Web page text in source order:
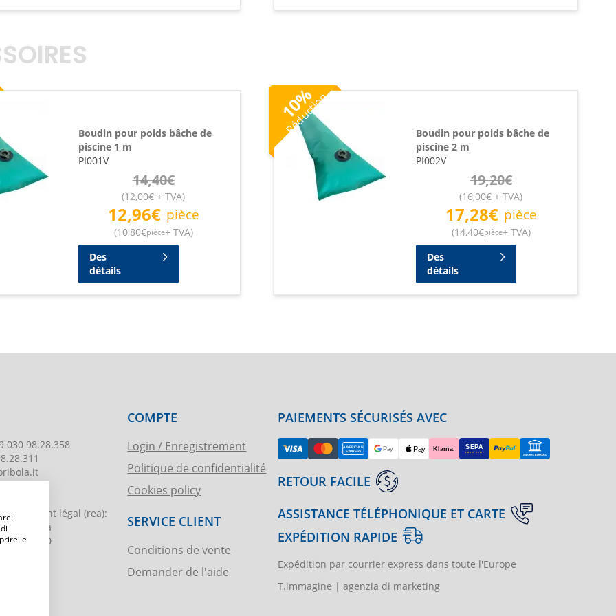
Boudin pour poids bâche de
piscine 1 m
PI001V
14,40€
(12,00€ + TVA)
12,96€ pièce
(10,80€pièce+ TVA)
Des
détails
10
%
Réduction
Boudin pour poids bâche de
piscine 2 m
PI002V
19,20€
(16,00€ + TVA)
17,28€ pièce
(14,40€pièce+ TVA)
Des
détails
030 98.28.358
légal (rea):
di Brescia
€ 51.000,00
COMPTE
Login / Enregistrement
Politique de confidentialité
Cookies policy
SERVICE CLIENT
Conditions de vente
Demander de l'aide
PAIEMENTS SÉCURISÉS AVEC
RETOUR FACILE
ASSISTANCE TÉLÉPHONIQUE ET CARTE
EXPÉDITION RAPIDE
Expédition par courrier express dans toute l'Europe
T.immagine | agenzia di marketing
il
le